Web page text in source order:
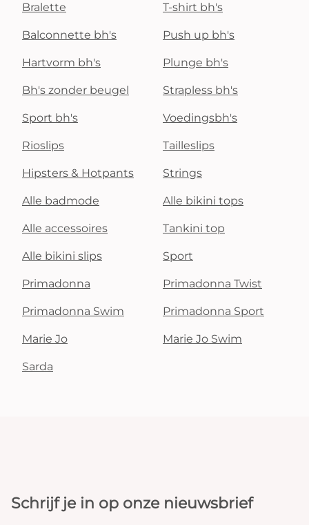
Bralette T-shirt bh's
Balconnette bh's Push up bh's
Hartvorm bh's Plunge bh's
Bh's zonder beugel Strapless bh's
Sport bh's Voedingsbh's
Rioslips Tailleslips
Hipsters & Hotpants Strings
Alle badmode Alle bikini tops
Alle accessoires Tankini top
Alle bikini slips Sport
Primadonna Primadonna Twist
Primadonna Swim Primadonna Sport
Marie Jo Marie Jo Swim
Sarda
Schrijf je in op onze nieuwsbrief